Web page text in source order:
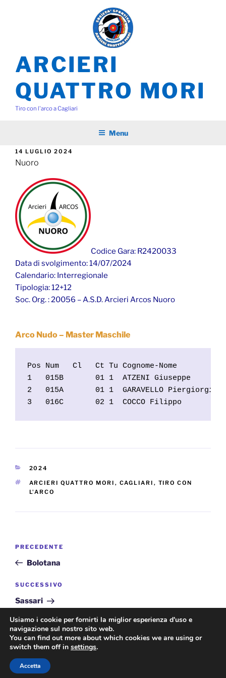
ARCIERI
QUATTRO MORI
Tiro con l'arco a Cagliari
Menu
PUBBLICATO
IL
14 LUGLIO 2024
Nuoro
Codice Gara: R2420033
Data di svolgimento: 14/07/2024
Calendario: Interregionale
Tipologia: 12+12
Soc. Org. : 20056 – A.S.D. Arcieri Arcos Nuoro
Arco Nudo – Master Maschile
Pos Num   Cl   Ct Tu Cognome-Nome
1   015B       01 1  ATZENI Giuseppe
2   015A       01 1  GARAVELLO
3   016C       02 1  COCCO Filippo
CATEGORIE
2024
TAG
ARCIERI QUATTRO MORI , CAGLIARI , TIRO CON
L'ARCO
Articolo
precedente:
PRECEDENTE
Bolotana
Articolo
successivo
SUCCESSIVO
Sassari
Privacy Policy
Usiamo i cookie per fornirti la miglior esperienza d'uso e
navigazione sul nostro sito web.
You can find out more about which cookies we are using or
switch them off in settings.
Accetta